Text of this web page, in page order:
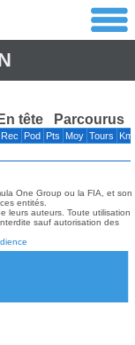
En tête Parcourus
Rec Pod Pts Moy Tours
One Group ou la FIA, et son
entités.
leurs auteurs. Toute utilisation
sauf autorisation des